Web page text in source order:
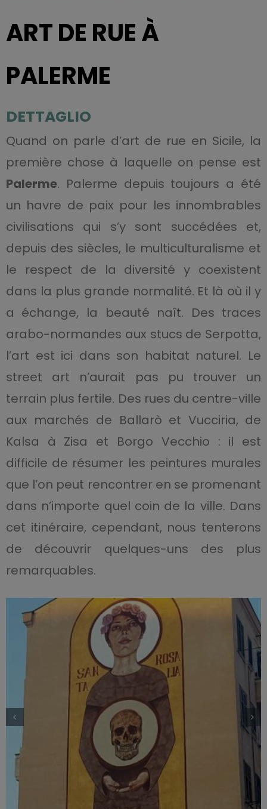
ART DE RUE À
PALERME
DETTAGLIO
Quand on parle d’art de rue en Sicile, la
première chose à laquelle on pense est
Palerme. Palerme depuis toujours a été
un havre de paix pour les innombrables
civilisations qui s’y sont succédées et,
depuis des siècles, le multiculturalisme et
le respect de la diversité y coexistent
dans la plus grande normalité. Et là où il y
a échange, la beauté naît. Des traces
arabo-normandes aux stucs de Serpotta,
l’art est ici dans son habitat naturel. Le
street art n’aurait pas pu trouver un
terrain plus fertile. Des rues du centre-ville
aux marchés de Ballarò et Vucciria, de
Kalsa à Zisa et Borgo Vecchio : il est
difficile de résumer les peintures murales
que l’on peut rencontrer en se promenant
dans n’importe quel coin de la ville. Dans
cet itinéraire, cependant, nous tenterons
de découvrir quelques-uns des plus
remarquables.